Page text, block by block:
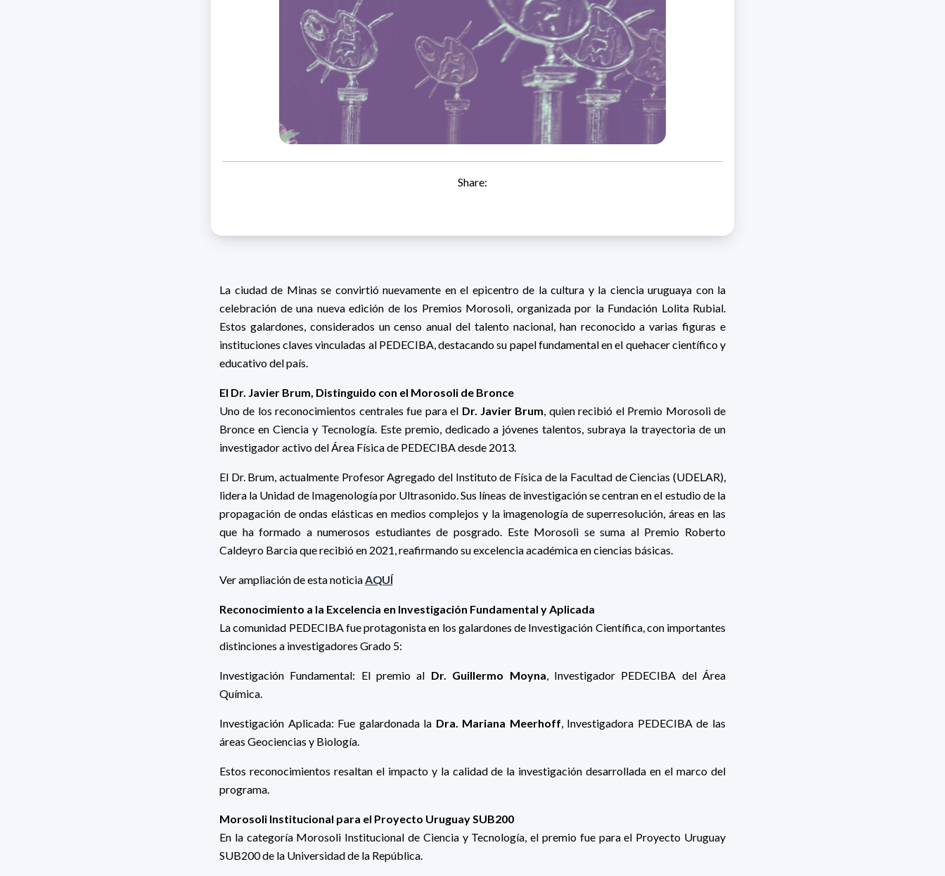
Share:
La ciudad de Minas se convirtió nuevamente en el epicentro de la cultura y la ciencia uruguaya con la
celebración de una nueva edición de los Premios Morosoli, organizada por la Fundación Lolita Rubial.
Estos galardones, considerados un censo anual del talento nacional, han reconocido a varias figuras e
instituciones claves vinculadas al PEDECIBA, destacando su papel fundamental en el quehacer científico y
educativo del país.
El Dr. Javier Brum, Distinguido con el Morosoli de Bronce
Uno de los reconocimientos centrales fue para el Dr. Javier Brum, quien recibió el Premio Morosoli de
Bronce en Ciencia y Tecnología. Este premio, dedicado a jóvenes talentos, subraya la trayectoria de un
investigador activo del Área Física de PEDECIBA desde 2013.
El Dr. Brum, actualmente Profesor Agregado del Instituto de Física de la Facultad de Ciencias (UDELAR),
lidera la Unidad de Imagenología por Ultrasonido. Sus líneas de investigación se centran en el estudio de la
propagación de ondas elásticas en medios complejos y la imagenología de superresolución, áreas en las
que ha formado a numerosos estudiantes de posgrado. Este Morosoli se suma al Premio Roberto
Caldeyro Barcia que recibió en 2021, reafirmando su excelencia académica en ciencias básicas.
Ver ampliación de esta noticiaAQUÍ
Reconocimiento a la Excelencia en Investigación Fundamental y Aplicada
La comunidad PEDECIBA fue protagonista en los galardones de Investigación Científica, con importantes
distinciones a investigadores Grado 5:
Investigación Fundamental: El premio al Dr. Guillermo Moyna, Investigador PEDECIBA del Área
Química.
Investigación Aplicada: Fue galardonada la Dra. Mariana Meerhoff, Investigadora PEDECIBA de las
áreas Geociencias y Biología.
Estos reconocimientos resaltan el impacto y la calidad de la investigación desarrollada en el marco del
programa.
Morosoli Institucional para el Proyecto Uruguay SUB200
En la categoría Morosoli Institucional de Ciencia y Tecnología, el premio fue para el Proyecto Uruguay
SUB200 de la Universidad de la República.